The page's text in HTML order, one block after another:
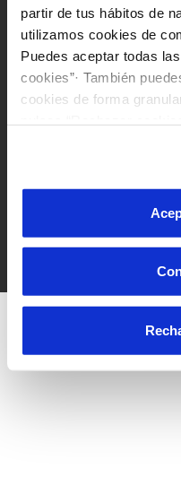
partir de tus hábitos de
utilizamos cookies de
Puedes aceptar todas
cookies”· También
cookies de forma
son indispensables
por tanto no se pueden
más información en